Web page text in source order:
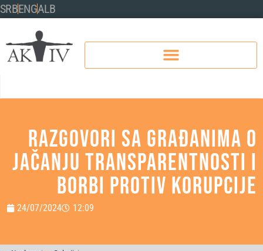
SRBENGALB
Razgovori sa građanima o
jačanju transparentnosti i
borbi protiv korupcije
24/07/2024 12:09